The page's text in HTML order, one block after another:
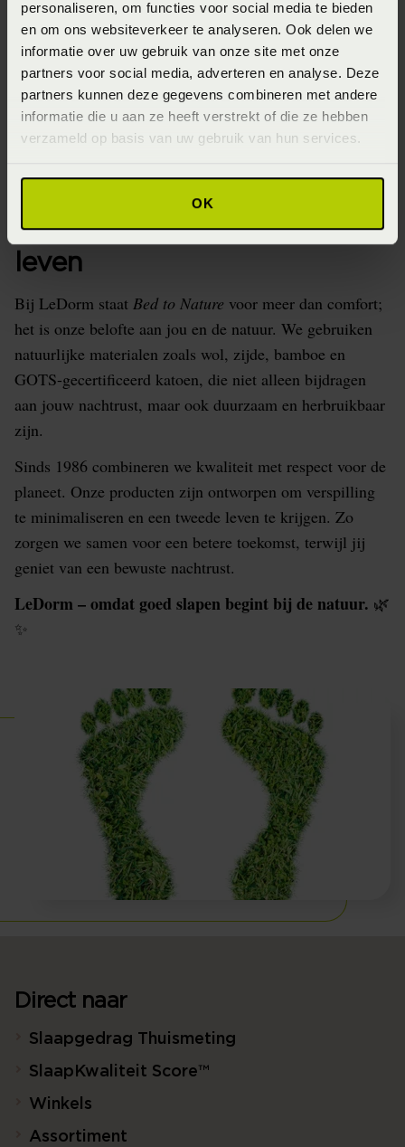
personaliseren, om functies voor social media te bieden
en om ons websiteverkeer te analyseren. Ook delen we
informatie over uw gebruik van onze site met onze
partners voor social media, adverteren en analyse. Deze
partners kunnen deze gegevens combineren met andere
informatie die u aan ze heeft verstrekt of die ze hebben
verzameld op basis van uw gebruik van hun services.
OK
voor jou, maar ook voor de planeet.
Met LeDorm kies je niet alleen voor comfort, maar ook
voor een bewuste levensstijl.
Bed to Nature –
Verantwoord slapen, bewust
leven
Bij LeDorm staat Bed to Nature voor meer dan comfort;
het is onze belofte aan jou en de natuur. We gebruiken
natuurlijke materialen zoals wol, zijde, bamboe en
GOTS-gecertificeerd katoen, die niet alleen bijdragen
aan jouw nachtrust, maar ook duurzaam en herbruikbaar
zijn.
Sinds 1986 combineren we kwaliteit met respect voor de
planeet. Onze producten zijn ontworpen om verspilling
te minimaliseren en een tweede leven te krijgen. Zo
zorgen we samen voor een betere toekomst, terwijl jij
geniet van een bewuste nachtrust.
LeDorm – omdat goed slapen begint bij de natuur. 🌿
✨
Direct naar
Slaapgedrag Thuismeting
SlaapKwaliteit Score™
Winkels
Assortiment